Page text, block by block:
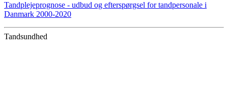
Tandplejeprognose - udbud og efterspørgsel for tandpersonale i
Danmark 2000-2020
Tandsundhed